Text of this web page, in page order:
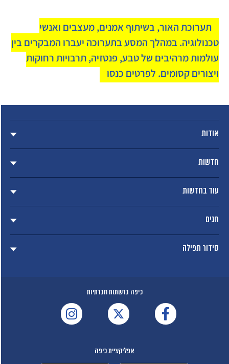
תערוכת האור, בשיתוף אמנים, מעצבים ואנשי
טכנולוגיה. במהלך המסע בתערוכה יעברו המבקרים בין
עולמות מרהיבים של טבע, פנטזיה, תרבויות רחוקות
ויצורים קסומים. לפרטים כנסו
אודות
חדשות
עוד בחדשות
חגים
סידור תפילה
כיפה ברשתות חברתיות
אפליקציית כיפה